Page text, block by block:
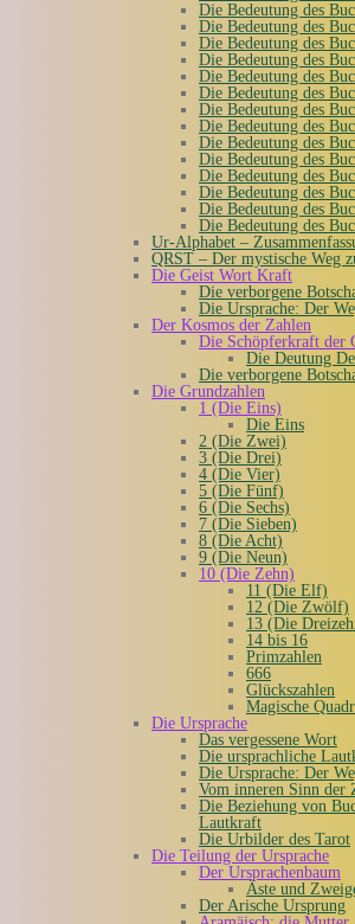
Die Bedeutung des
Die Bedeutung des
Die Bedeutung des
Die Bedeutung des
Die Bedeutung des
Die Bedeutung des
Die Bedeutung des
Die Bedeutung des
Die Bedeutung des
Die Bedeutung des
Die Bedeutung des
Die Bedeutung des
Die Bedeutung des
Die Bedeutung des
Ur-Alphabet –
QRST – Der mystische Weg
Die Geist Wort Kraft
Die verborgene
Die Ursprache: Der
Der Kosmos der Zahlen
Die Schöpferkraft der
Die Deutung
Die verborgene
Die Grundzahlen
1 (Die Eins)
Die Eins
2 (Die Zwei)
3 (Die Drei)
4 (Die Vier)
5 (Die Fünf)
6 (Die Sechs)
7 (Die Sieben)
8 (Die Acht)
9 (Die Neun)
10 (Die Zehn)
11 (Die Elf)
12 (Die Zwölf)
13 (Die
14 bis 16
Primzahlen
666
Glückszahlen
Magische
Die Ursprache
Das vergessene Wort
Die ursprachliche
Die Ursprache: Der
Vom inneren Sinn der
Die Beziehung von
Lautkraft
Die Urbilder des Tarot
Die Teilung der Ursprache
Der Ursprachenbaum
Äste und
Der Arische Ursprung